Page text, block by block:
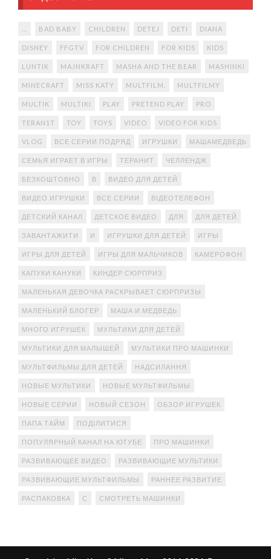
BAD BABY CHILDREN DETEJ DETI DIANA
DISNEY FFGTV FOR CHILDREN FOR KIDS KIDS
LUNTIK MAJNKRAFT MASHA AND THE BEAR MASHINKI
MINECRAFT MISS KATY MULTFILM. MULTFILMY
MULTIK MULTIKI PLAY PRETEND PLAY PRO
TERAN1T TOY TOYS VIDEO VIDEO FOR KIDS
VLOG ВСЕ СЕРИИ ПОДРЯД ИГРУШКИ МАШАМЕДВЕДЬ
СЕМЬЯ ИГРАЕТ В ИГРЫ ТЕРАНИТ ЧЕЛЛЕНДЖ
БЕЗКОШТОВНО В ВИДЕО ДЛЯ ДЕТЕЙ
ВИДЕО ИГРУШКИ ВСЕ СЕРИИ ВІДЕОТЕЛЕФОН
ДЕТСКИЙ КАНАЛ ДЕТСКОЕ ВИДЕО ДЛЯ ДЛЯ ДЕТЕЙ
ЗАВАНТАЖИТИ И ИГРУШКИ ДЛЯ ДЕТЕЙ ИГРЫ
ИГРЫ ДЛЯ ДЕТЕЙ ИГРЫ ДЛЯ МАЛЬЧИКОВ КАМЕРОФОН
КАПУКИ КАНУКИ КИНДЕР СЮРПРИЗ
МАЛЕНЬКАЯ ДЕВОЧКА РАСКРЫВАЕТ СЮРПРИЗЫ
МАЛЕНЬКИЙ БЛОГЕР МАША И МЕДВЕДЬ
МНОГО ИГРУШЕК МУЛЬТИКИ ДЛЯ ДЕТЕЙ
МУЛЬТИКИ ДЛЯ МАЛЫШЕЙ МУЛЬТИКИ ПРО МАШИНКИ
МУЛЬТФИЛЬМЫ ДЛЯ ДЕТЕЙ НАДСИЛАННЯ
НОВЫЕ МУЛЬТИКИ НОВЫЕ МУЛЬТФИЛЬМЫ
НОВЫЕ СЕРИИ НОВЫЙ СЕЗОН ОБЗОР ИГРУШЕК
ПАПА ТАЙМ ПОДІЛИТИСЯ
ПОПУЛЯРНЫЙ КАНАЛ НА ЮТУБЕ ПРО МАШИНКИ
РАЗВИВАЮЩЕЕ ВИДЕО РАЗВИВАЮЩИЕ МУЛЬТИКИ
РАЗВИВАЮЩИЕ МУЛЬТФИЛЬМЫ РАННЕЕ РАЗВИТИЕ
РАСПАКОВКА С СМОТРЕТЬ МАШИНКИ